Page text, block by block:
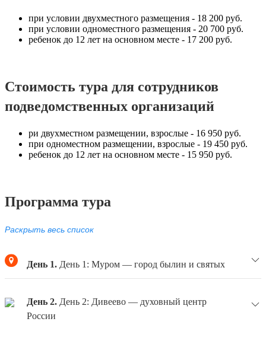
при условии двухместного размещения - 18 200 руб.
при условии одноместного размещения - 20 700 руб.
ребенок до 12 лет на основном месте - 17 200 руб.
Стоимость тура для сотрудников
подведомственных организаций
ри двухместном размещении, взрослые - 16 950 руб.
при одноместном размещении, взрослые - 19 450 руб.
ребенок до 12 лет на основном месте - 15 950 руб.
Программа тура
Раскрыть весь список
День 1. День 1: Муром — город былин и святых
07:30— Отправление в Муром, путевая экскурсия.
День 2. День 2: Дивеево — духовный центр
России